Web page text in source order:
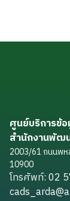
ศูนย์บริการข้อ
สำนักงานพัฒ
2003/61 ถนนพห
10900
โทรศัพท์: 02